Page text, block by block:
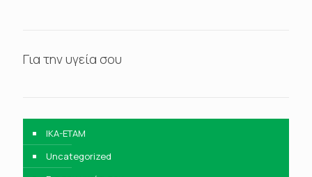
Για την υγεία σου
IKA-ETAM
Uncategorized